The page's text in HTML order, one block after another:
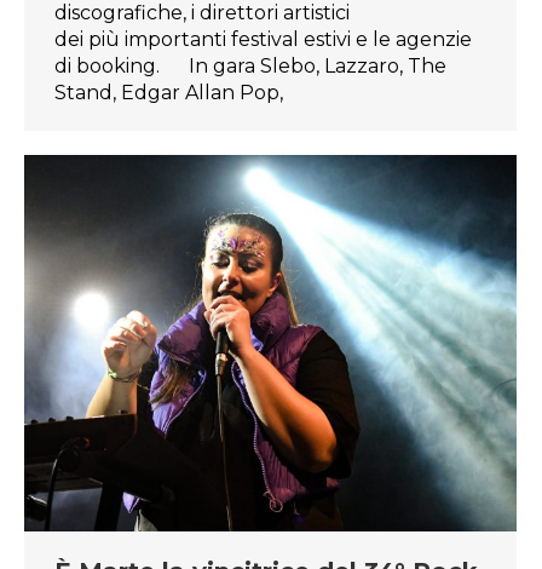
discografiche, i direttori artistici
dei più importanti festival estivi e le agenzie
di booking. In gara Slebo, Lazzaro, The
Stand, Edgar Allan Pop,